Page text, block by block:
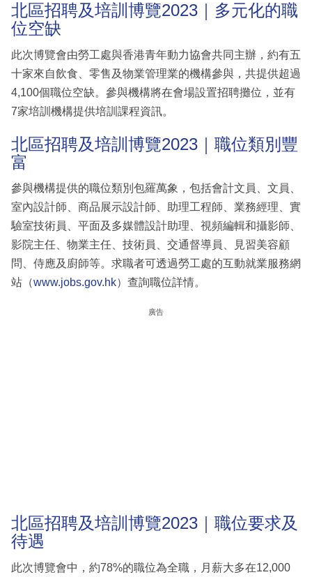
北區招聘及培訓博覽2023｜多元化的職
位空缺
此次博覽會由勞工處與香港青年動力協會共同主辦，約有五
十家來自飲食、零售及物業管理業的機構參與，共提供超過
4,100個職位空缺。參與機構將在會場設置招聘攤位，並有
7家培訓機構提供培訓課程資訊。
北區招聘及培訓博覽2023｜職位類別豐
富
參與機構提供的職位類別包羅萬象，包括會計文員、文員、
室內設計師、商品展示設計師、助理工程師、業務經理、實
驗室技術員、平面及多媒體設計助理、視頻編輯和攝影師、
影院主任、物業主任、技術員、交通督導員、見習美容顧
問、侍應及廚師等。求職者可透過勞工處的互動就業服務網
站（www.jobs.gov.hk）查詢職位詳情。
廣告
北區招聘及培訓博覽2023｜職位要求及
待遇
此次博覽會中，約78%的職位為全職，月薪大多在12,000